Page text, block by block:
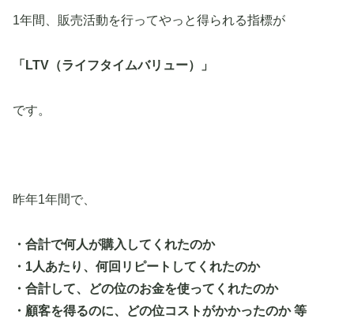
1年間、販売活動を行ってやっと得られる指標が
「LTV（ライフタイムバリュー）」
です。
昨年1年間で、
・合計で何人が購入してくれたのか
・1人あたり、何回リピートしてくれたのか
・合計して、どの位のお金を使ってくれたのか
・顧客を得るのに、どの位コストがかかったのか 等